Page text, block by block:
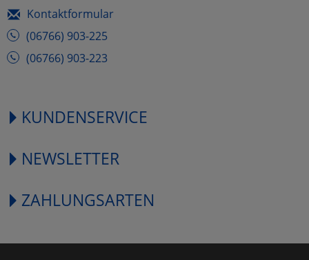
Kontaktformular
(06766) 903-225
(06766) 903-223
KUNDENSERVICE
NEWSLETTER
ZAHLUNGSARTEN